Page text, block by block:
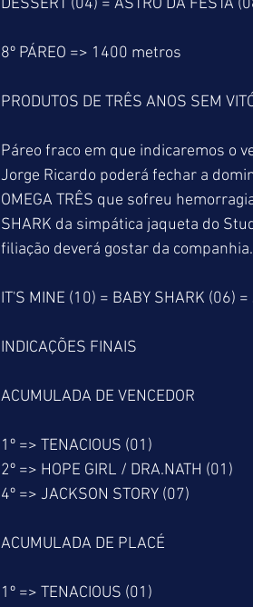
DESSERT (04) = ASTRO DA FESTA
8º PÁREO => 1400 metros
PRODUTOS DE TRÊS ANOS SEM
Páreo fraco em que indicaremos o
Jorge Ricardo poderá fechar a
OMEGA TRÊS que sofreu
SHARK da simpática jaqueta do
filiação deverá gostar da companhia.
IT'S MINE (10) = BABY SHARK (06) =
INDICAÇÕES FINAIS
ACUMULADA DE VENCEDOR
1º => TENACIOUS (01)
2º => HOPE GIRL / DRA.NATH (01)
4º => JACKSON STORY (07)
ACUMULADA DE PLACÉ
1º => TENACIOUS (01)